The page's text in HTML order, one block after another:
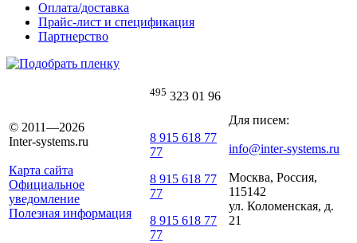
Оплата/доставка
Прайс-лист и спецификация
Партнерство
© 2011—2026
Inter-systems.ru
Карта сайта
Официальное
уведомление
Полезная информация
495 323 01 96
8 915 618 77
77
8 915 618 77
77
8 915 618 77
77
Для писем:
info@inter-systems.ru
Москва, Россия,
115142
ул. Коломенская, д.
21